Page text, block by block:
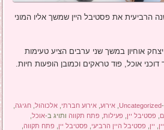
הרביעית את פסטיבל היין שמשך אליו המוני
אוחיון במשך שני ערבים הציע טעימות
אוכל, פוד טראקים וכמובן הופעות חיות.
Uncategorized
,אירוע ,אירוע חברתי ,אלכוהול ,חגיגה
פסטיבל יין פעילות פתח תקווה ותויג ב-אוכל
יין פסטיבל היין הרביעי פסטיבל יין פתח תקווה